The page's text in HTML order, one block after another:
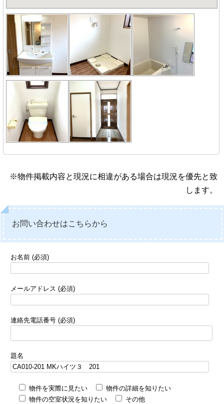
※物件掲載内容と現況に相違がある場合は現況を優先と致
します。
お問い合わせはこちらから
お名前 (必須)
メールアドレス (必須)
連絡先電話番号 (必須)
題名
物件を実際に見たい
物件の詳細を知りたい
物件の空室状況を知りたい
その他